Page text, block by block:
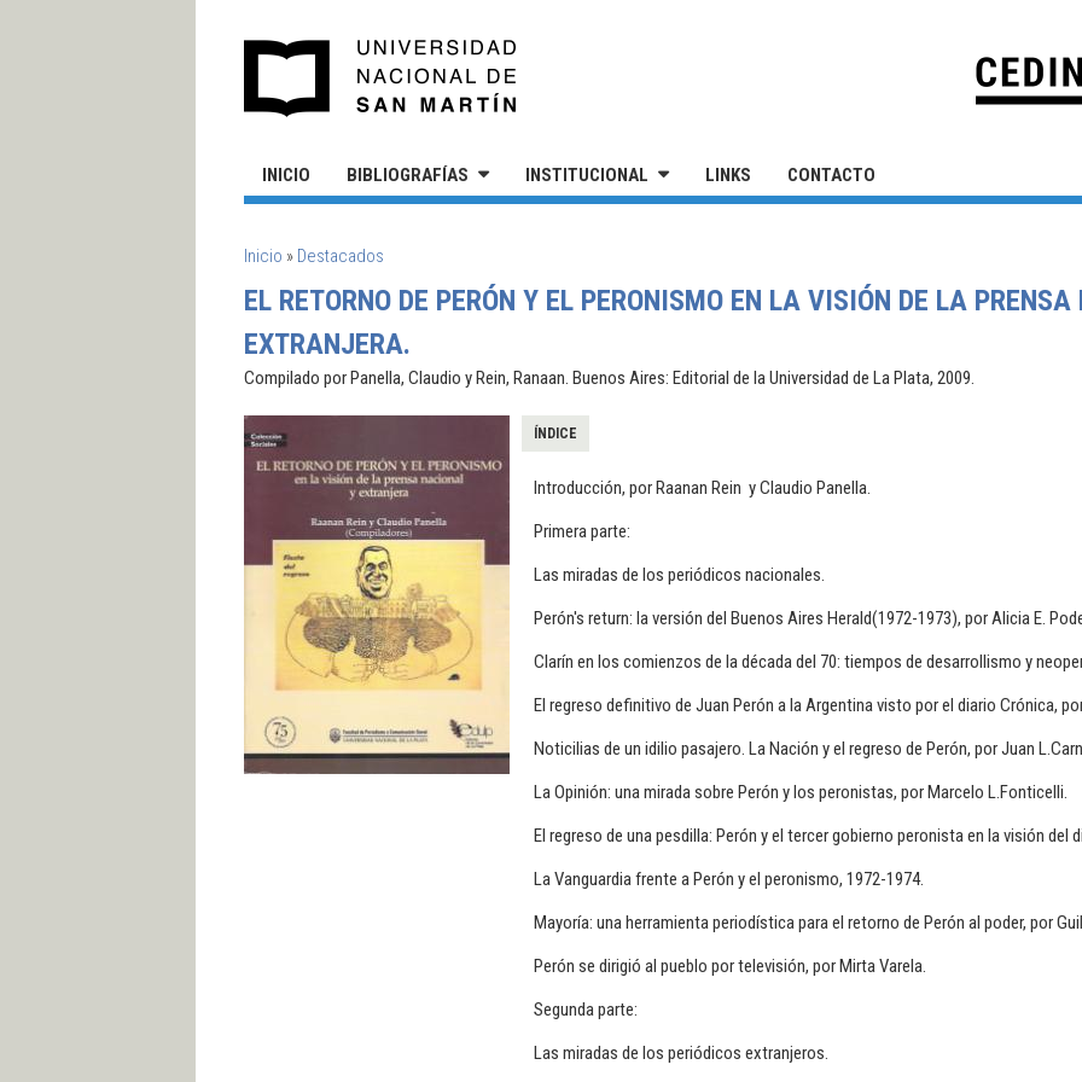
INICIO BIBLIOGRAFÍAS INSTITUCIONAL LINKS CONTACTO
SE ENCUENTRA USTED AQUÍ
Inicio » Destacados
EL RETORNO DE PERÓN Y EL PERONISMO EN LA VISIÓN DE LA
EXTRANJERA.
Compilado por Panella, Claudio y Rein, Ranaan. Buenos Aires: Editorial de la Universidad de La Plata, 2009.
ÍNDICE
Introducción, por Raanan Rein y Claudio Panella.
Primera parte:
Las miradas de los periódicos nacionales.
Perón's return: la versión del Buenos Aires Herald(1972-1973), por Alicia E.
Clarín en los comienzos de la década del 70: tiempos de desarrollismo y
El regreso definitivo de Juan Perón a la Argentina visto por el diario Crónica,
Noticilias de un idilio pasajero. La Nación y el regreso de Perón, por Juan
La Opinión: una mirada sobre Perón y los peronistas, por Marcelo L.Fonticelli.
El regreso de una pesdilla: Perón y el tercer gobierno peronista en la visión del
La Vanguardia frente a Perón y el peronismo, 1972-1974.
Mayoría: una herramienta periodística para el retorno de Perón al poder, por
Perón se dirigió al pueblo por televisión, por Mirta Varela.
Segunda parte:
Las miradas de los periódicos extranjeros.